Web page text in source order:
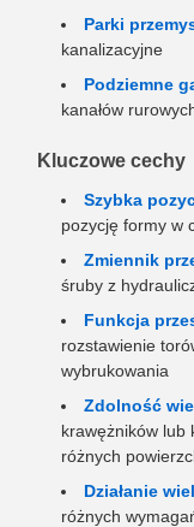
Parki
kanalizacyjne
Podziemne
kanałów
Kluczowe cechy
Szybka
pozycję formy w
Zmiennik
śruby z
Funkcja
rozstawienie
wybrukowania
Zdolność
krawężników lub
różnych
Działanie
różnych